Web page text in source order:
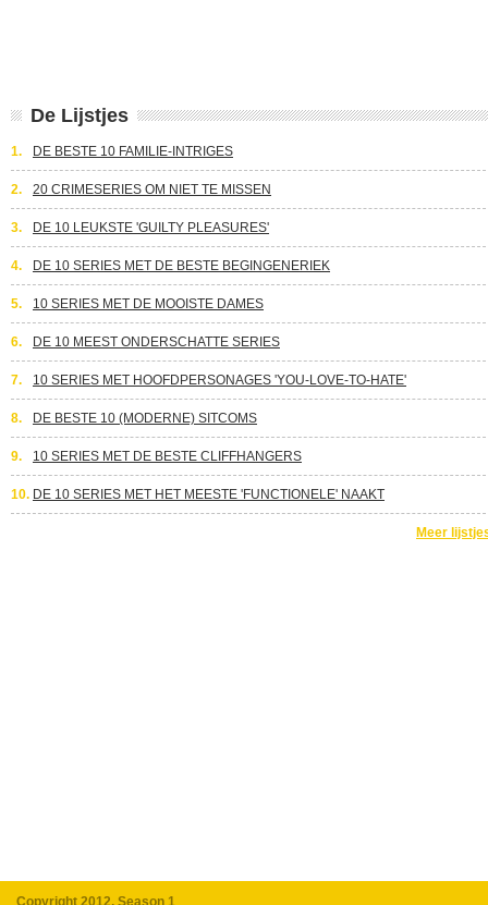
De Lijstjes
1. DE BESTE 10 FAMILIE-INTRIGES
2. 20 CRIMESERIES OM NIET TE MISSEN
3. DE 10 LEUKSTE 'GUILTY PLEASURES'
4. DE 10 SERIES MET DE BESTE BEGINGENERIEK
5. 10 SERIES MET DE MOOISTE DAMES
6. DE 10 MEEST ONDERSCHATTE SERIES
7. 10 SERIES MET HOOFDPERSONAGES 'YOU-LOVE-TO-HATE'
8. DE BESTE 10 (MODERNE) SITCOMS
9. 10 SERIES MET DE BESTE CLIFFHANGERS
10. DE 10 SERIES MET HET MEESTE 'FUNCTIONELE' NAAKT
Meer
Copyright 2012, Season 1